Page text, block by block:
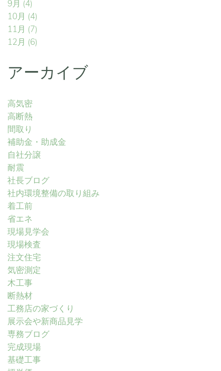
9月 (4)
10月 (4)
11月 (7)
12月 (6)
アーカイブ
高気密
高断熱
間取り
補助金・助成金
自社分譲
耐震
社長ブログ
社内環境整備の取り組み
着工前
省エネ
現場見学会
現場検査
注文住宅
気密測定
木工事
断熱材
工務店の家づくり
展示会や新商品見学
専務ブログ
完成現場
基礎工事